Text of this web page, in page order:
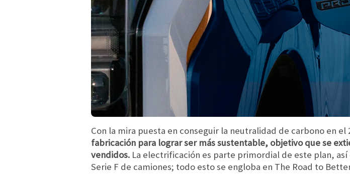
Con la mira puesta en conseguir la neutralidad de carbono en el
fabricación para lograr ser más sustentable, objetivo que se
vendidos. La electrificación es parte primordial de este plan,
Serie F de camiones; todo esto se engloba en The Road to